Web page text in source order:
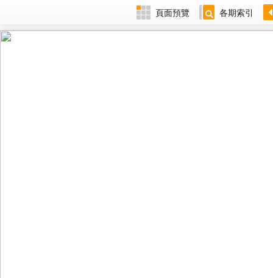
頁面預覽 各期索引